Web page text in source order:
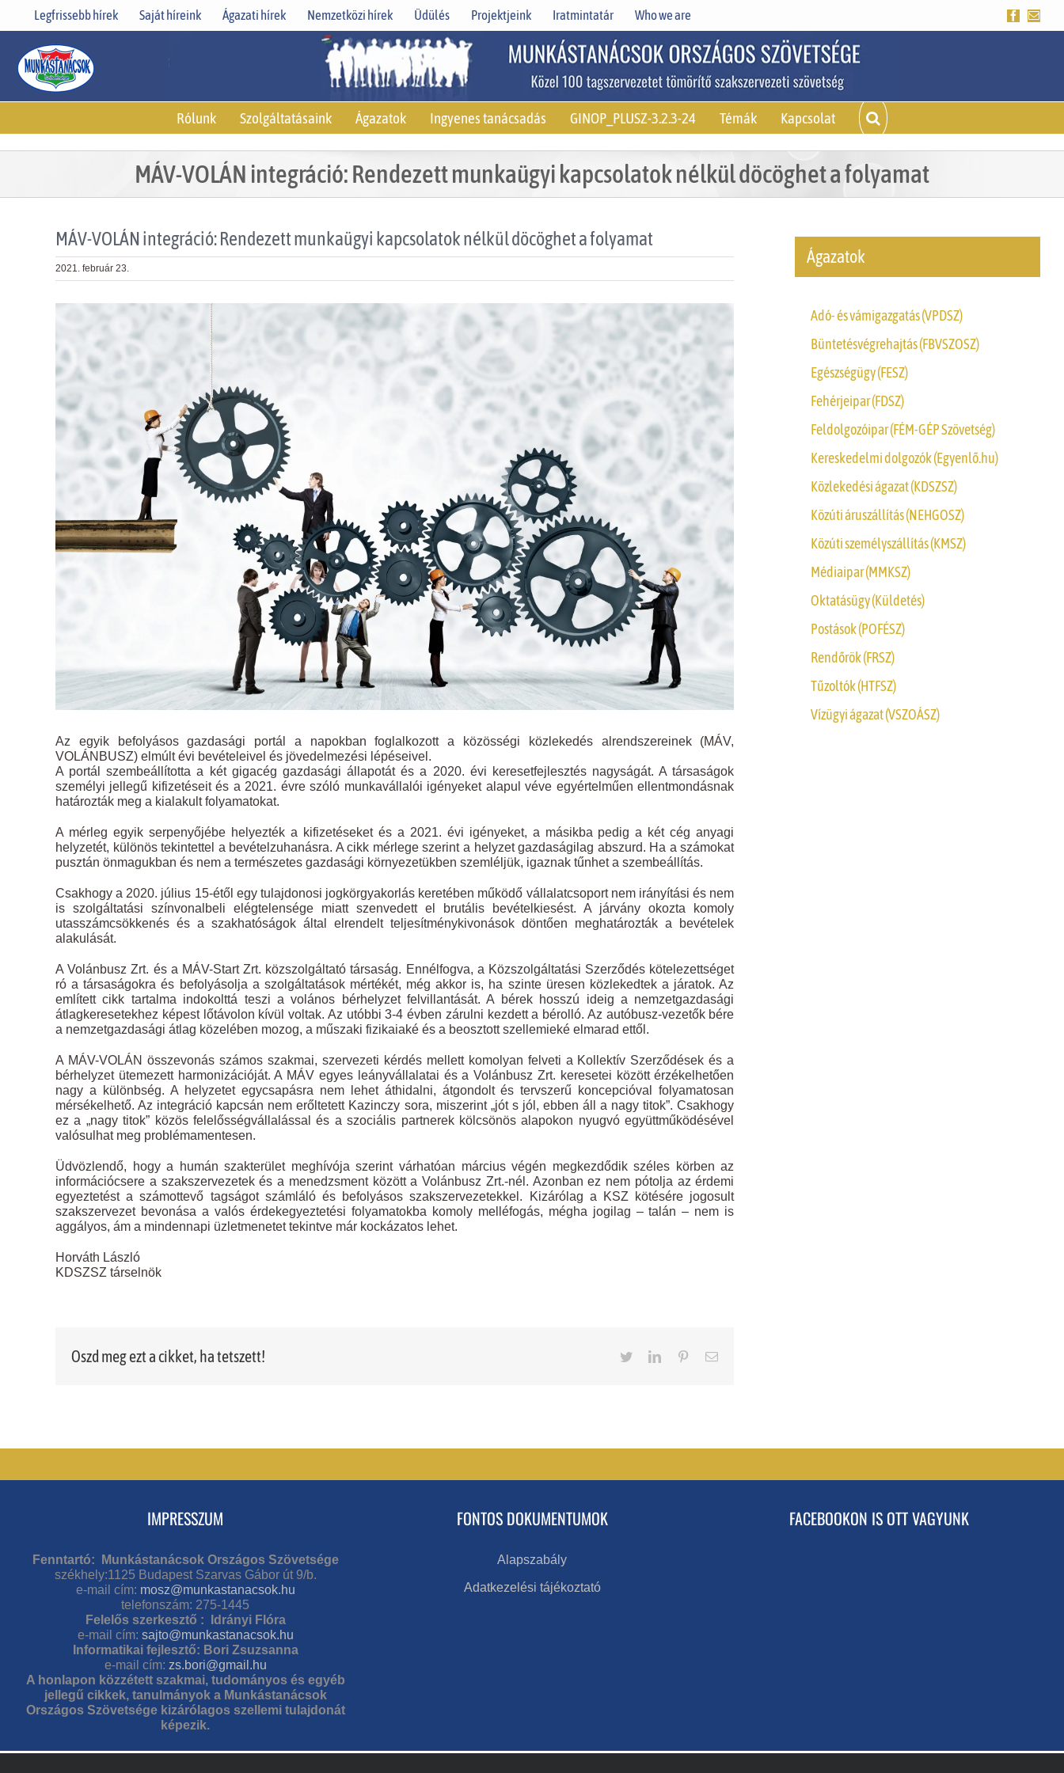
Legfrissebb hírek Saját híreink Ágazati hírek Nemzetközi hírek Üdülés Projektjeink Iratmintatár Who we are Facebook
Rólunk Szolgáltatásaink Ágazatok Ingyenes tanácsadás GINOP_PLUSZ-3.2.3-24 Témák Kapcsolat
MÁV-VOLÁN integráció: Rendezett munkaügyi kapcsolatok nélkül döcöghet a folyamat
MÁV-VOLÁN integráció: Rendezett munkaügyi kapcsolatok nélkül döcöghet a folyamat
2021. február 23.
Az egyik befolyásos gazdasági portál a napokban foglalkozott a közösségi közlekedés alrendszereinek (MÁV,
VOLÁNBUSZ) elmúlt évi bevételeivel és jövedelmezési lépéseivel.
A portál szembeállította a két gigacég gazdasági állapotát és a 2020. évi keresetfejlesztés nagyságát. A társaságok
személyi jellegű kifizetéseit és a 2021. évre szóló munkavállalói igényeket alapul véve egyértelműen ellentmondásnak
határozták meg a kialakult folyamatokat.
A mérleg egyik serpenyőjébe helyezték a kifizetéseket és a 2021. évi igényeket, a másikba pedig a két cég anyagi
helyzetét, különös tekintettel a bevételzuhanásra. A cikk mérlege szerint a helyzet gazdaságilag abszurd. Ha a számokat
pusztán önmagukban és nem a természetes gazdasági környezetükben szemléljük, igaznak tűnhet a szembeállítás.
Csakhogy a 2020. július 15-étől egy tulajdonosi jogkörgyakorlás keretében működő vállalatcsoport nem irányítási és nem
is szolgáltatási színvonalbeli elégtelensége miatt szenvedett el brutális bevételkiesést. A járvány okozta komoly
utasszámcsökkenés és a szakhatóságok által elrendelt teljesítménykivonások döntően meghatározták a bevételek
alakulását.
A Volánbusz Zrt. és a MÁV-Start Zrt. közszolgáltató társaság. Ennélfogva, a Közszolgáltatási Szerződés kötelezettséget
ró a társaságokra és befolyásolja a szolgáltatások mértékét, még akkor is, ha szinte üresen közlekedtek a járatok. Az
említett cikk tartalma indokolttá teszi a volános bérhelyzet felvillantását. A bérek hosszú ideig a nemzetgazdasági
átlagkeresetekhez képest lőtávolon kívül voltak. Az utóbbi 3-4 évben zárulni kezdett a bérolló. Az autóbusz-vezetők bére
a nemzetgazdasági átlag közelében mozog, a műszaki fizikaiaké és a beosztott szellemieké elmarad ettől.
A MÁV-VOLÁN összevonás számos szakmai, szervezeti kérdés mellett komolyan felveti a Kollektív Szerződések és a
bérhelyzet ütemezett harmonizációját. A MÁV egyes leányvállalatai és a Volánbusz Zrt. keresetei között érzékelhetően
nagy a különbség. A helyzetet egycsapásra nem lehet áthidalni, átgondolt és tervszerű koncepcióval folyamatosan
mérsékelhető. Az integráció kapcsán nem erőltetett Kazinczy sora, miszerint „jót s jól, ebben áll a nagy titok”. Csakhogy
ez a „nagy titok” közös felelősségvállalással és a szociális partnerek kölcsönös alapokon nyugvó együttműködésével
valósulhat meg problémamentesen.
Üdvözlendő, hogy a humán szakterület meghívója szerint várhatóan március végén megkezdődik széles körben az
információcsere a szakszervezetek és a menedzsment között a Volánbusz Zrt.-nél. Azonban ez nem pótolja az érdemi
egyeztetést a számottevő tagságot számláló és befolyásos szakszervezetekkel. Kizárólag a KSZ kötésére jogosult
szakszervezet bevonása a valós érdekegyeztetési folyamatokba komoly melléfogás, mégha jogilag – talán – nem is
aggályos, ám a mindennapi üzletmenetet tekintve már kockázatos lehet.
Horváth László
KDSZSZ társelnök
Oszd meg ezt a cikket, ha tetszett! TwitterLinkedInPinterestEmail
Ágazatok
Adó- és vámigazgatás (VPDSZ)
Büntetésvégrehajtás (FBVSZOSZ)
Egészségügy (FESZ)
Fehérjeipar (FDSZ)
Feldolgozóipar (FÉM-GÉP Szövetség)
Kereskedelmi dolgozók (Egyenlő.hu)
Közlekedési ágazat (KDSZSZ)
Közúti áruszállítás (NEHGOSZ)
Közúti személyszállítás (KMSZ)
Médiaipar (MMKSZ)
Oktatásügy (Küldetés)
Postások (POFÉSZ)
Rendőrök (FRSZ)
Tűzoltók (HTFSZ)
Vízügyi ágazat (VSZOÁSZ)
IMPRESSZUM
Fenntartó: Munkástanácsok Országos Szövetsége
székhely:1125 Budapest Szarvas Gábor út 9/b.
e-mail cím: mosz@munkastanacsok.hu
telefonszám: 275-1445
Felelős szerkesztő : Idrányi Flóra
e-mail cím: sajto@munkastanacsok.hu
Informatikai fejlesztő: Bori Zsuzsanna
e-mail cím: zs.bori@gmail.hu
A honlapon közzétett szakmai, tudományos és egyéb
jellegű cikkek, tanulmányok a Munkástanácsok
Országos Szövetsége kizárólagos szellemi tulajdonát
képezik.
FONTOS DOKUMENTUMOK
Alapszabály
Adatkezelési tájékoztató
FACEBOOKON IS OTT VAGYUNK